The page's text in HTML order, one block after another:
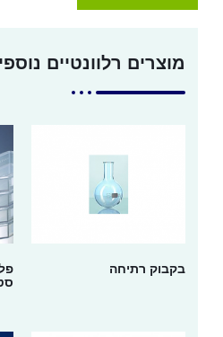
מוצרים רלוונטיים
בקבוק רתיחה